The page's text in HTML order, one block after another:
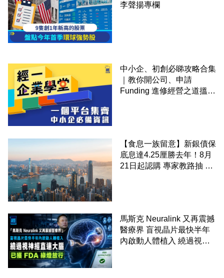
李聲揚專欄
中小企、初創必睇攻略合集
｜教你開公司、申請
Funding 進修經營之道搵大
【食息一族留意】新銀債保
底息達4.25厘勝去年！8月
21日起認購 專家教路抽 20
馬斯克 Neuralink 又再震撼
醫療界 盲視晶片最快半年
內啟動人體植入 繞過視神